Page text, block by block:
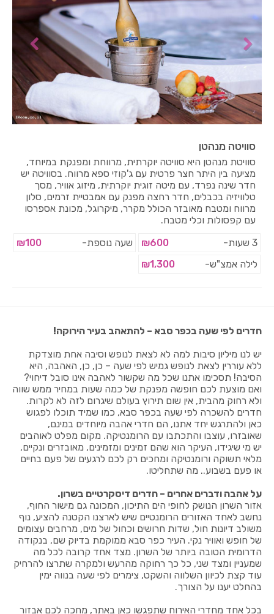
סוויטה מנהטן
סוויטת מנהטן היא סוויטה יוקרתית, מרווחת ומפנקת במיוחד,
מציעה בין היתר חצר פרטית עם ג'קוזי ספא מרווח. בסוויטה יש
חדר שינה נפרד, עם מיטה זוגית יוקרתית, מיזוג אוויר, מסך
טלוויזיה בכבלים, חדר רחצה מפנק עם אמבטיית זרמים, סלון
מרווח ומטבח מאובזר הכולל מקרר, מיקרוגל, מכונת אספרסו
עם קפסולות וכלי מטבח.
3 שעות-
₪600 שעה נוספת-
₪100
לילה אמצ"ש-
₪1,300
חדרים לפי שעה בכפר סבא – להתאהב בעיר הירוקה!
יש לנו מיליון סיבות למה לא לצאת לנופש וסיבה אחת מוצדקת
ללא עוררין לצאת לנופש גמיש לפי שעה – כן, כן, האהבה, היא
הסיבה! תסכימו אתנו שכל מה שקשור לאהבה אינו סובל דיחוי?
ואם מוצעת לכם חופשה מפנקת של כמה שעות במחיר ממש שווה
ולא רחוק מהבית, אין שום תירוץ בעולם שיגרום לזה לא לקרות.
חדרים להשכרה לפי שעה בכפר סבא, כמו שמיד תוכלו לפגוש
כאן ולהתרגש יחד אתנו, הם חדרי אהבה מיוחדים במינם,
שאובזרו, עוצבו והתכתבו עם הרומנטיקה. מקום מפלט לאוהבים
יש מי שיגידו, העיקר הוא שהם זמינים ומזמינים, מאובזרים ונקיים,
מלאי תשוקה ורומנטיקה ומחכים רק לכם לרגעים של פעם בחיים
או פעם בשבוע.. מה שתחליטו.
על אהבה ודברים אחרים – חדרים דיסקרטיים בשרון.
אזור השרון הנושק לחופי הים התיכון, המכונה גם מישור החוף,
נחשב לאחד האזורים הרומנטיים שיש לארצנו הקטנה להציע, נוף
משולב דיונות חול, שדות חרושים וכחול של מים, מרחבים עצומים
של חופש ואוויר נקי. העיר כפר סבא ממוקמת בדיוק שם, בנקודה
הדרומית הטובה ביותר של השרון. מצד אחד קרובה לכל מה
שמעניין ומצד שני, כל כך רחוקה מהרעש ולמקרה שתרצו להרחיק
עוד קצת לכיוון השלווה והשקט, צימרים לפי שעה בנווה ימין
בהחלט יענו על הצורך.
בכל אחד מחדרי האירוח שתפגשו כאן באתר, מחכה לכם אבזור